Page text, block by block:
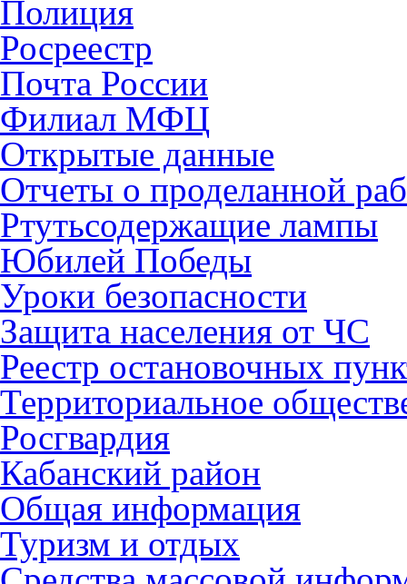
Полиция
Росреестр
Почта России
Филиал МФЦ
Открытые данные
Отчеты о проделанной
Ртутьсодержащие лампы
Юбилей Победы
Уроки безопасности
Защита населения от ЧС
Реестр остановочных
Территориальное
Росгвардия
Кабанский район
Общая информация
Туризм и отдых